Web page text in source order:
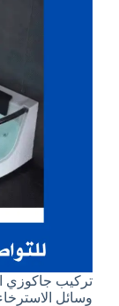
تركيب جاكوزي
وسائل